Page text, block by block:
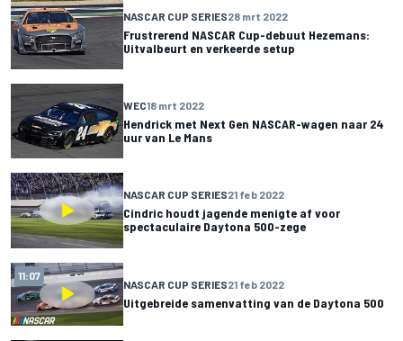
NASCAR CUP SERIES28 mrt 2022
Frustrerend NASCAR Cup-debuut Hezemans:
Uitvalbeurt en verkeerde setup
WEC18 mrt 2022
Hendrick met Next Gen NASCAR-wagen naar 24
uur van Le Mans
NASCAR CUP SERIES21 feb 2022
Cindric houdt jagende menigte af voor
spectaculaire Daytona 500-zege
11:07
NASCAR CUP SERIES21 feb 2022
Uitgebreide samenvatting van de Daytona 500